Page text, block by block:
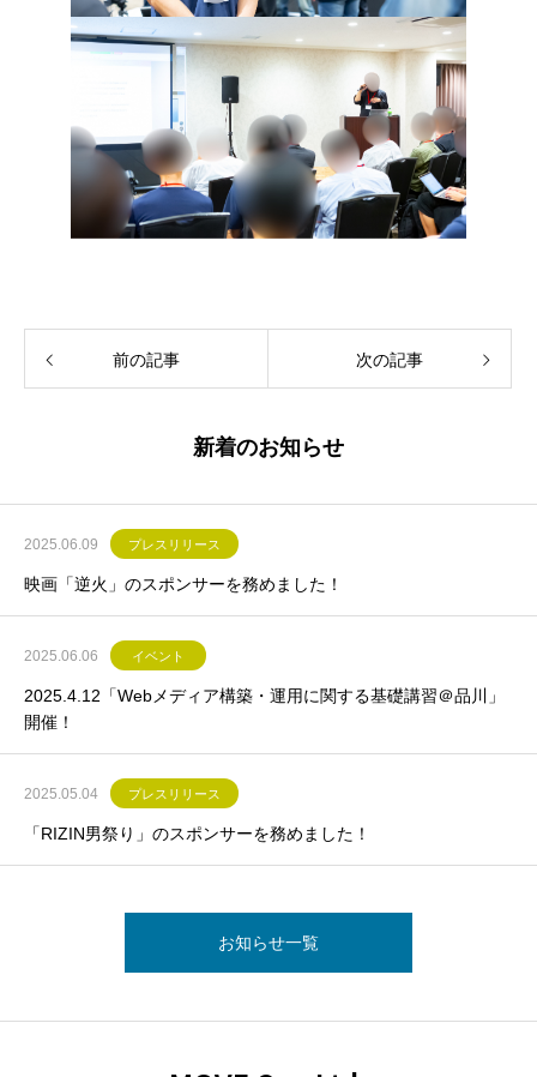
前の記事 次の記事
新着のお知らせ
2025.06.09 プレスリリース
映画「逆火」のスポンサーを務めました！
2025.06.06 イベント
2025.4.12「Webメディア構築・運用に関する基礎講習＠品川」
開催！
2025.05.04 プレスリリース
「RIZIN男祭り」のスポンサーを務めました！
お知らせ一覧